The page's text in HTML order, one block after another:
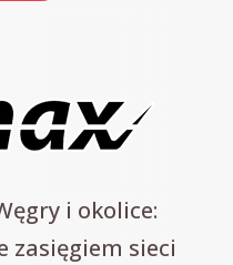
i okolice:
zasięgiem sieci